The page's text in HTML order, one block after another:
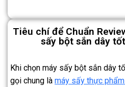
Tiêu chí để Chuẩn
sấy bột sắn dây
Khi chọn máy sấy bột sắn dây
gọi chung là máy sấy thực